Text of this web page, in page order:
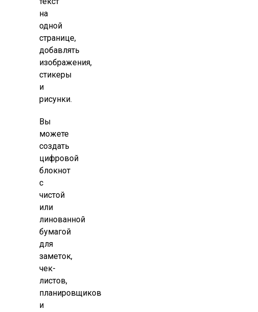
на
одной
странице,
добавлять
изображения,
стикеры
и
рисунки.
Вы
можете
создать
цифровой
блокнот
с
чистой
или
линованной
бумагой
для
заметок,
чек-
листов,
планировщиков
и